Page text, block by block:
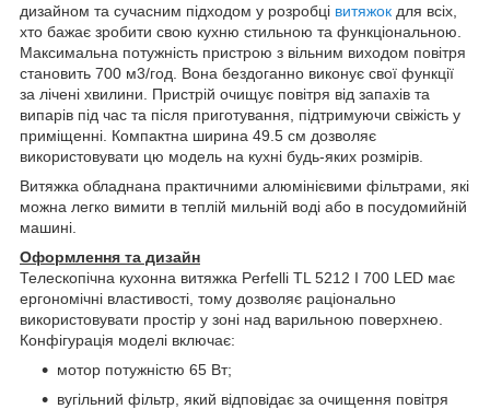
дизайном та сучасним підходом у розробці витяжок для всіх,
хто бажає зробити свою кухню стильною та функціональною.
Максимальна потужність пристрою з вільним виходом повітря
становить 700 м3/год. Вона бездоганно виконує свої функції
за лічені хвилини. Пристрій очищує повітря від запахів та
випарів під час та після приготування, підтримуючи свіжість у
приміщенні. Компактна ширина 49.5 см дозволяє
використовувати цю модель на кухні будь-яких розмірів.
Витяжка обладнана практичними алюмінієвими фільтрами, які
можна легко вимити в теплій мильній воді або в посудомийній
машині.
Оформлення та дизайн
Телескопічна кухонна витяжка Perfelli TL 5212 I 700 LED має
ергономічні властивості, тому дозволяє раціонально
використовувати простір у зоні над варильною поверхнею.
Конфігурація моделі включає:
мотор потужністю 65 Вт;
вугільний фільтр, який відповідає за очищення повітря